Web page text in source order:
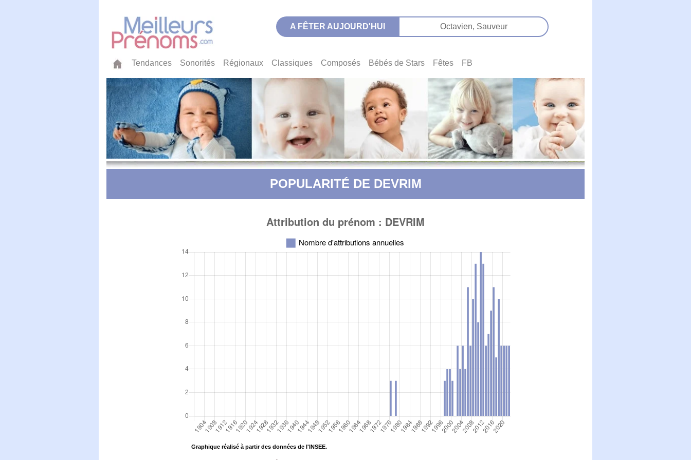
A FÊTER AUJOURD'HUI Octavien, Sauveur
Tendances Sonorités Régionaux Classiques Composés Bébés de Stars Fêtes FB
POPULARITÉ DE DEVRIM
Graphique réalisé à partir des données de l'INSEE.